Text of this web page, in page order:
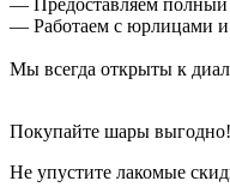
— Предоставляем полный
— Работаем с юрлицами и
Мы всегда открыты к
Покупайте шары выгодно!
Не упустите лакомые